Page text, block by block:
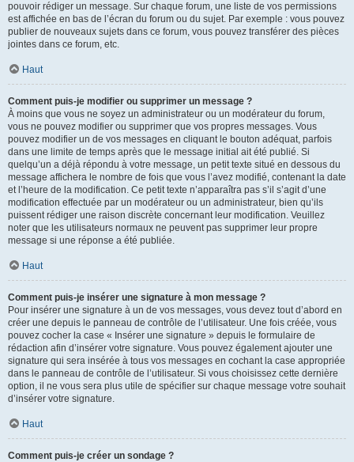
pouvoir rédiger un message. Sur chaque forum, une liste de vos permissions
est affichée en bas de l’écran du forum ou du sujet. Par exemple : vous pouvez
publier de nouveaux sujets dans ce forum, vous pouvez transférer des pièces
jointes dans ce forum, etc.
Haut
Comment puis-je modifier ou supprimer un message ?
À moins que vous ne soyez un administrateur ou un modérateur du forum,
vous ne pouvez modifier ou supprimer que vos propres messages. Vous
pouvez modifier un de vos messages en cliquant le bouton adéquat, parfois
dans une limite de temps après que le message initial ait été publié. Si
quelqu’un a déjà répondu à votre message, un petit texte situé en dessous du
message affichera le nombre de fois que vous l’avez modifié, contenant la date
et l’heure de la modification. Ce petit texte n’apparaîtra pas s’il s’agit d’une
modification effectuée par un modérateur ou un administrateur, bien qu’ils
puissent rédiger une raison discrète concernant leur modification. Veuillez
noter que les utilisateurs normaux ne peuvent pas supprimer leur propre
message si une réponse a été publiée.
Haut
Comment puis-je insérer une signature à mon message ?
Pour insérer une signature à un de vos messages, vous devez tout d’abord en
créer une depuis le panneau de contrôle de l’utilisateur. Une fois créée, vous
pouvez cocher la case « Insérer une signature » depuis le formulaire de
rédaction afin d’insérer votre signature. Vous pouvez également ajouter une
signature qui sera insérée à tous vos messages en cochant la case appropriée
dans le panneau de contrôle de l’utilisateur. Si vous choisissez cette dernière
option, il ne vous sera plus utile de spécifier sur chaque message votre souhait
d’insérer votre signature.
Haut
Comment puis-je créer un sondage ?